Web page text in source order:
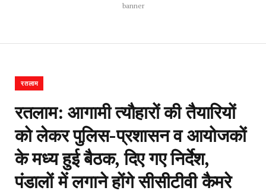
banner
रतलाम
रतलाम: आगामी त्यौहारों की तैयारियों
को लेकर पुलिस-प्रशासन व आयोजकों
के मध्य हुई बैठक, दिए गए निर्देश,
पंडालों में लगाने होंगे सीसीटीवी कैमरे